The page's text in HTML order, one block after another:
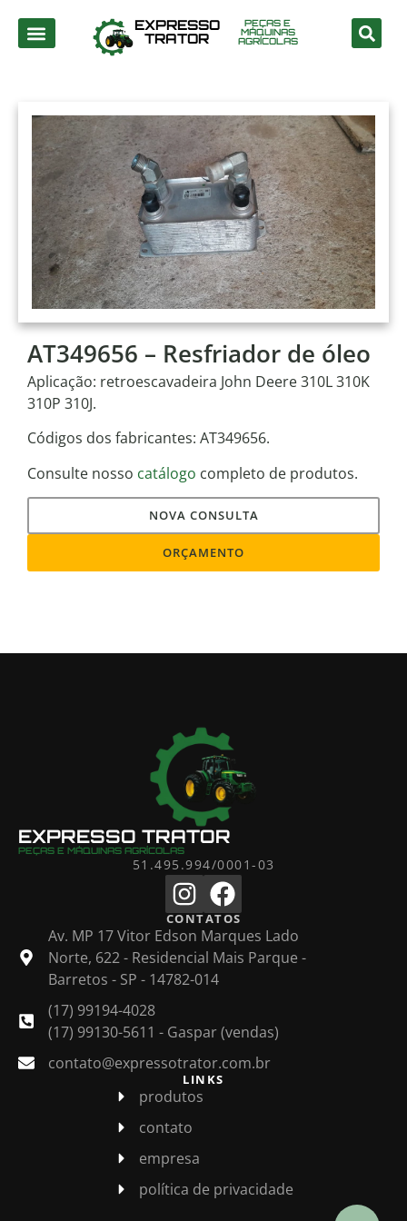
EXPRESSO
TRATOR
PEÇAS E
MÁQUINAS
AGRÍCOLAS
AT349656 – Resfriador de óleo
Aplicação: retroescavadeira John Deere 310L 310K
310P 310J.
Códigos dos fabricantes: AT349656.
Consulte nosso catálogo completo de produtos.
NOVA CONSULTA
ORÇAMENTO
EXPRESSO TRATOR
PEÇAS E MÁQUINAS AGRÍCOLAS
51.495.994/0001-03
CONTATOS
Av. MP 17 Vitor Edson Marques Lado
Norte, 622 - Residencial Mais Parque -
Barretos - SP - 14782-014
(17) 99194-4028
(17) 99130-5611 - Gaspar (vendas)
contato@expressotrator.com.br
LINKS
produtos
contato
empresa
política de privacidade